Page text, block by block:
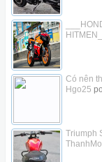
Có nên
Hgo25
Triumph